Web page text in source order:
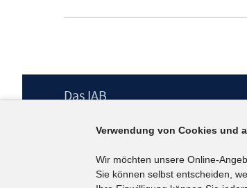
Footer
Das IAB
Berufsforschung (IAB) – unser Leitbild
Institutsleitung
Graduiertenprogramm
Verwendung von Cookies und
Wir möchten unsere Online-
Sie können selbst entscheiden,